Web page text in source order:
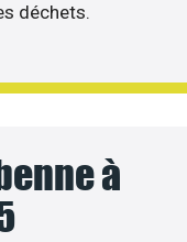
déchets.
à